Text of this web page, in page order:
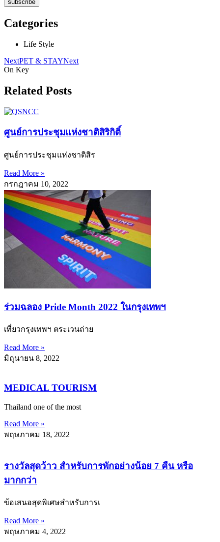
subscribe
Categories
Life Style
NextPET & STAYNext
On Key
Related Posts
ศูนย์การประชุมแห่งชาติสิริกิติ์
ศูนย์การประชุมแห่งชาติสิร
Read More »
กรกฎาคม 10, 2022
ร่วมฉลอง Pride Month 2022 ในกรุงเทพฯ
เที่ยวกรุงเทพฯ ตระเวนถ่าย
Read More »
มิถุนายน 8, 2022
MEDICAL TOURISM
Thailand one of the most
Read More »
พฤษภาคม 18, 2022
รางวัลสุดว้าว สำหรับการพักอย่างน้อย 7 คืน หรือ
มากกว่า
ข้อเสนอสุดพิเศษสำหรับการเ
Read More »
พฤษภาคม 4, 2022